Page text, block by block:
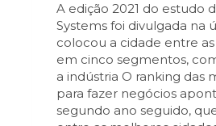
A edição 2021 do estudo
Systems foi divulgada na
colocou a cidade entre
em cinco segmentos,
a indústria O ranking das
para fazer negócios
segundo ano seguido,